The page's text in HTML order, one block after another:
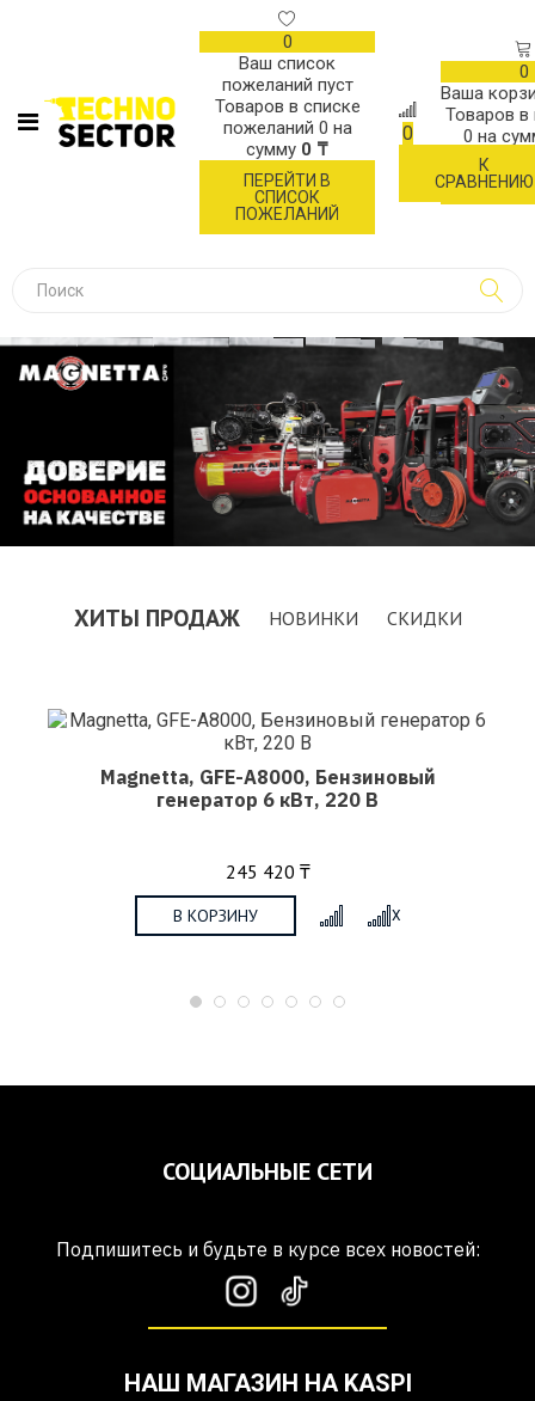
0
Ваш список
пожеланий пуст
Товаров в списке
пожеланий 0 на
сумму 0 ₸
ПЕРЕЙТИ В
СПИСОК
ПОЖЕЛАНИЙ
0
К
СРАВНЕНИЮ
0
Ваша
Товаров в
0 на
ХИТЫ ПРОДАЖ НОВИНКИ СКИДКИ
Magnetta, GFE-A8000, Бензиновый
генератор 6 кВт, 220 В
245 420 ₸
В КОРЗИНУ X
СОЦИАЛЬНЫЕ СЕТИ
Подпишитесь и будьте в курсе всех новостей:
НАШ МАГАЗИН НА KASPI